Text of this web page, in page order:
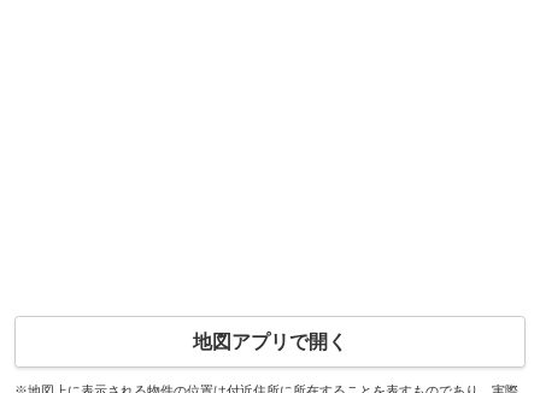
地図アプリで開く